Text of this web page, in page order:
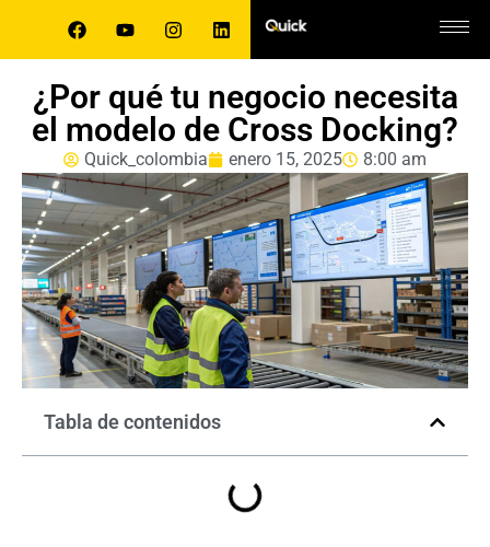
¿Por qué tu negocio necesita
el modelo de Cross Docking?
Quick_colombia enero 15, 2025 8:00 am
Tabla de contenidos